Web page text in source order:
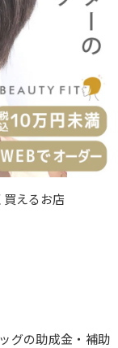
えるお店
グの助成金・補助